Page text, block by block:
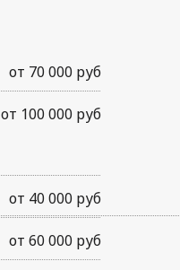
от 40 000 руб
от 100 000 руб
от 60 000 руб
от 70 000 руб